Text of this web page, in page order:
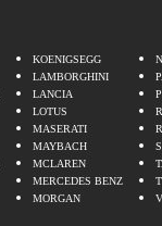
KOENIGSEGG
LAMBORGHINI
LANCIA
LOTUS
MASERATI
MAYBACH
MCLAREN
MERCEDES BENZ
MORGAN